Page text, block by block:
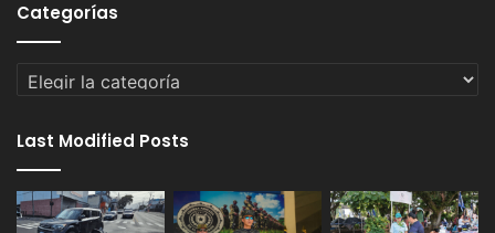
Categorías
Categorías
Last Modified Posts